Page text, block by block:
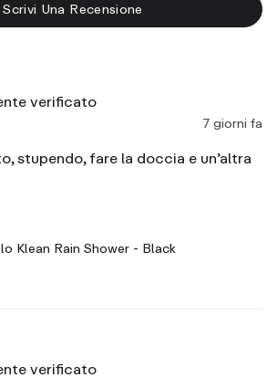
Scrivi Una Recensione
verificato
7 giorni fa
stupendo, fare la doccia e un’altra
Klean Rain Shower - Black
verificato